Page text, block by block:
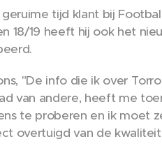
geruime tijd klant bij
18/19 heeft hij ook het
"De info die ik over
van andere, heeft me
te proberen en ik moet
overtuigd van de